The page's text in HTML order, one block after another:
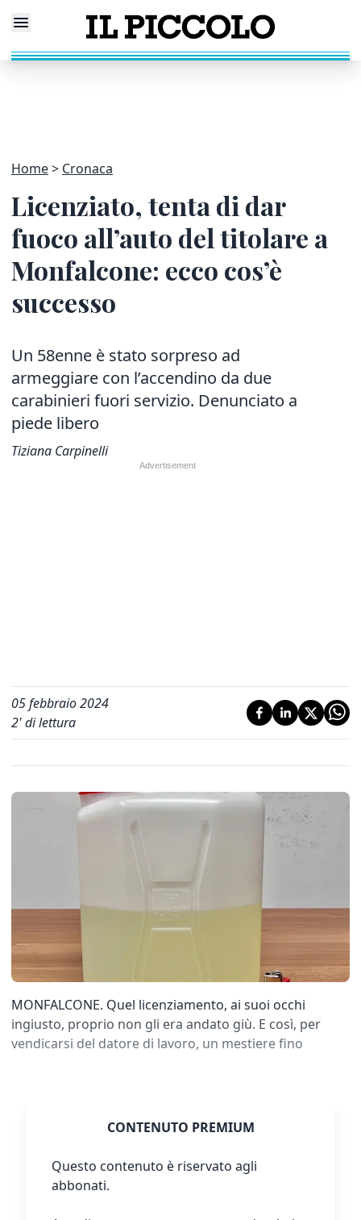
Home Cronaca
Licenziato, tenta di dar
fuoco all’auto del titolare a
Monfalcone: ecco cos’è
successo
Un 58enne è stato sorpreso ad
armeggiare con l’accendino da due
carabinieri fuori servizio. Denunciato a
piede libero
Tiziana Carpinelli
05 febbraio 2024
2' di lettura
MONFALCONE. Quel licenziamento, ai suoi occhi
ingiusto, proprio non gli era andato giù. E così, per
vendicarsi del datore di lavoro, un mestiere fino
CONTENUTO PREMIUM
Questo contenuto è riservato agli
abbonati.